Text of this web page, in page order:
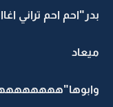
بدر"احم احم تراني
ميعاد